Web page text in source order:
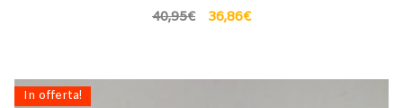
40,95€ 36,86€
In offerta!